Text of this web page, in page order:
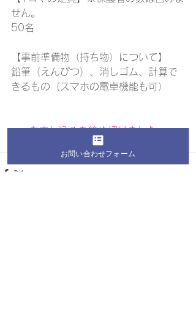
せん。
50名
【事前準備物（持ち物）について】
鉛筆（えんぴつ）、消しゴム、計算で
きるもの（スマホの電卓機能も可）
お申し込みを締め切りました。
お問い合わせフォーム